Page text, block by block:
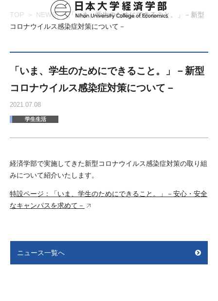
TOP NEWS
「いま、学生のためにできること。」－新型
コロナウイルス感染症対策について－
「いま、学生のためにできること。」－新型
コロナウイルス感染症対策について－
2021.07.08
学生生活
経済学部で実施してきた新型コロナウイルス感染症対策の取り組
みについて紹介いたします。
特設ページ：「いま、学生のためにできること。」－安心・安全
なキャンパスを求めて－
ニュース一覧へ